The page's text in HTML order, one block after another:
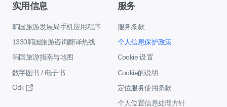
实用信息
韩国旅游发展局手机应用程序
1330韩国旅游咨询翻译热线
韩国旅游指南与地图
数字图书 / 电子书
Odii
服务
服务条款
个人信息保护政策
Cookie 设置
Cookie的说明
定位服务使用条款
个人位置信息处理方针